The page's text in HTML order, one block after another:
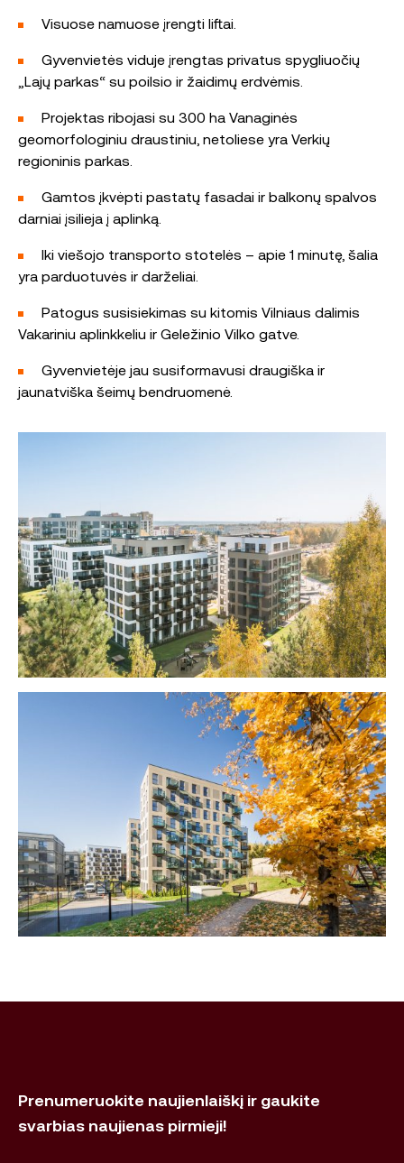
Visuose namuose įrengti liftai.
Gyvenvietės viduje įrengtas privatus spygliuočių
„Lajų parkas“ su poilsio ir žaidimų erdvėmis.
Projektas ribojasi su 300 ha Vanaginės
geomorfologiniu draustiniu, netoliese yra Verkių
regioninis parkas.
Gamtos įkvėpti pastatų fasadai ir balkonų spalvos
darniai įsilieja į aplinką.
Iki viešojo transporto stotelės – apie 1 minutę, šalia
yra parduotuvės ir darželiai.
Patogus susisiekimas su kitomis Vilniaus dalimis
Vakariniu aplinkkeliu ir Geležinio Vilko gatve.
Gyvenvietėje jau susiformavusi draugiška ir
jaunatviška šeimų bendruomenė.
Prenumeruokite naujienlaiškį ir gaukite
svarbias naujienas pirmieji!